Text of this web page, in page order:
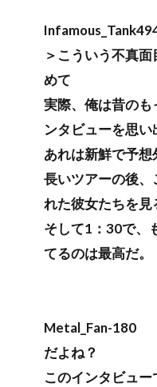
＞こういう不真
めて
実際、俺は昔のも
ンタビューを思い
あれは新鮮で予想
長いツアーの後
れた彼女たちを見
そして1：30で、
てるのは最高だ。
Metal_Fan-180
だよね？
このインタビュ